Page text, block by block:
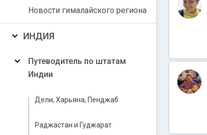
Новости гималайского региона
ИНДИЯ
Путеводитель по штатам
Индии
Дели, Харьяна, Пенджаб
Раджастан и Гуджарат